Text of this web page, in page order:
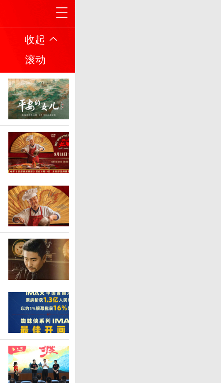
收起
滚动